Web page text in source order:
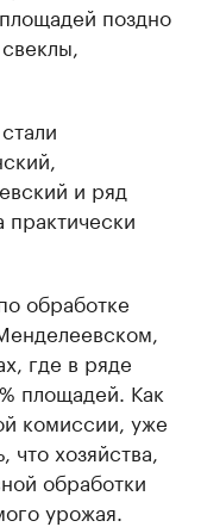
поздно
и ряд
практически
обработке
где в ряде
площадей. Как
комиссии, уже
хозяйства,
обработки
урожая.